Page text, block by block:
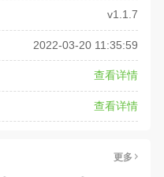
v1.1.7
2022-03-20 11:35:59
查看详情
查看详情
更多